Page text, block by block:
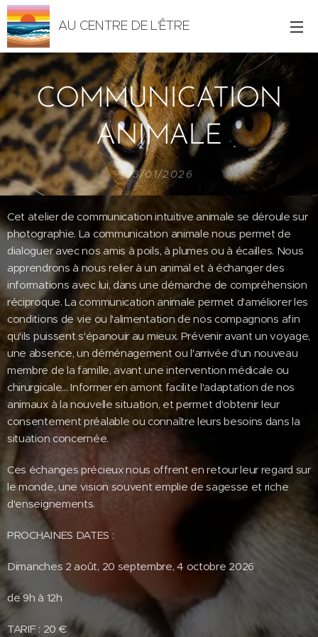
AU CENTRE DE L'ÊTRE
COMMUNICATION
ANIMALE
03/01/2026
Cet atelier de communication intuitive animale se déroule sur
photographie. La communication animale nous permet de
dialoguer avec nos amis à poils, à plumes ou à écailles. Nous
apprendrons à nous relier à un animal et à échanger des
informations avec lui, dans une démarche de compréhension
réciproque. La communication animale permet d'améliorer les
conditions de vie ou l'alimentation de nos compagnons afin
qu'ils puissent s'épanouir au mieux. Prévenir avant un voyage,
une absence, un déménagement ou l'arrivée d'un nouveau
membre de la famille, avant une intervention médicale ou
chirurgicale... Informer en amont facilite l'adaptation de nos
animaux à la nouvelle situation, et permet d'obtenir leur
consentement préalable ou connaître leurs besoins dans la
situation concernée.
Ces échanges précieux nous offrent en retour leur regard sur
le monde, une vision souvent emplie de sagesse et riche
d'enseignements.
PROCHAINES DATES :
Dimanches 2 août, 20 septembre, 4 octobre 2026
de 9h à 12h
TARIF : 20 €